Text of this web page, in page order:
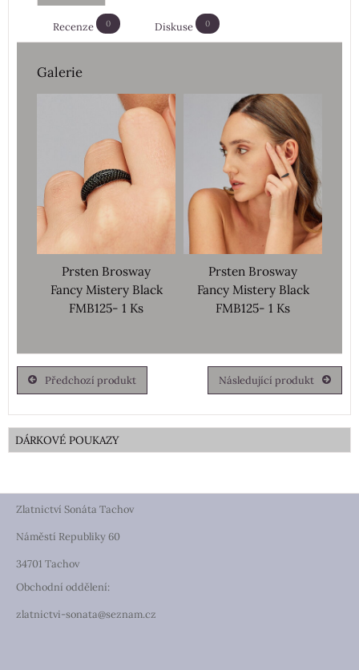
Recenze 0 Diskuse 0
Galerie
Prsten Brosway
Fancy Mistery Black
FMB125- 1 Ks
Prsten Brosway
Fancy Mistery Black
FMB125- 1 Ks
Předchozí produkt Následující produkt
DÁRKOVÉ POUKAZY
Zlatnictví Sonáta Tachov
Náměstí Republiky 60
34701 Tachov
Obchodní oddělení:
zlatnictvi-sonata@seznam.cz